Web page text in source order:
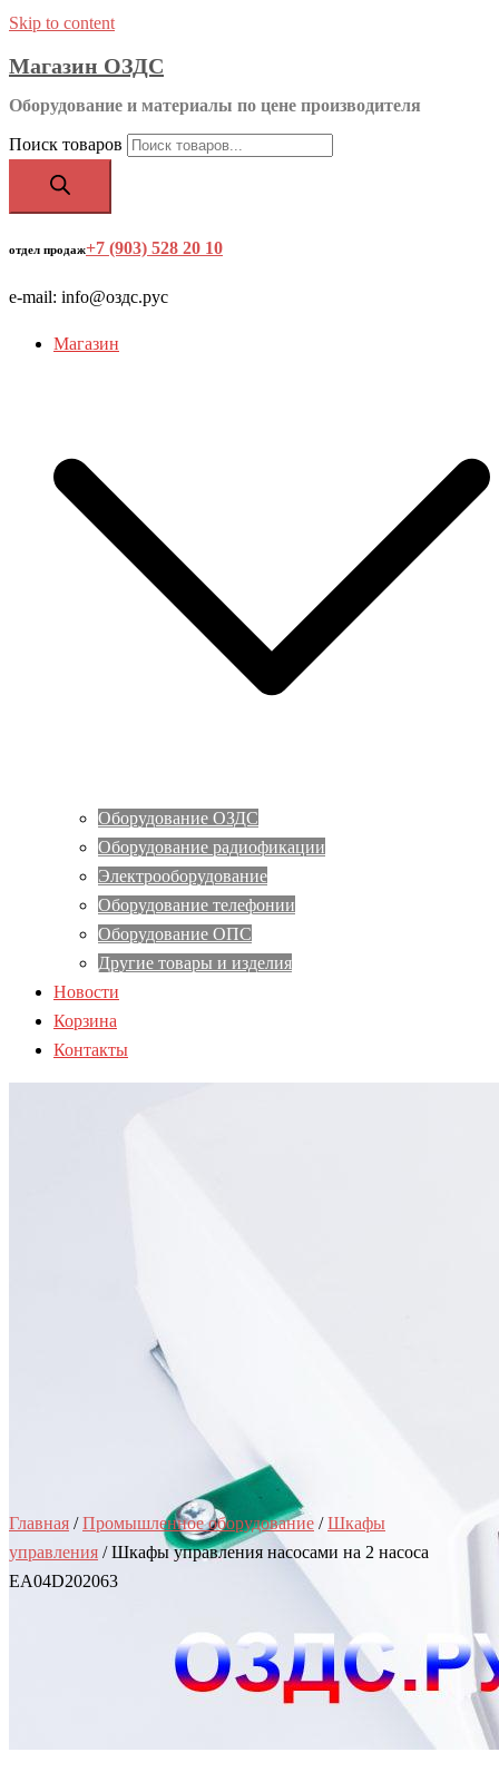
Skip to content
Магазин ОЗДС
Оборудование и материалы по цене производителя
Поиск товаров
отдел продаж+7 (903) 528 20 10
e-mail: info@оздс.рус
Магазин
Оборудование ОЗДС
Оборудование радиофикации
Электрооборудование
Оборудование телефонии
Оборудование ОПС
Другие товары и изделия
Новости
Корзина
Контакты
Главная /Промышленное оборудование /Шкафы
управления / Шкафы управления насосами на 2 насоса
EA04D202063